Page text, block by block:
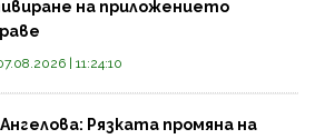
на приложението
| 11:24:10
Рязката промяна на